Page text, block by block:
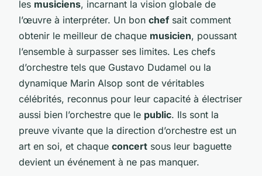
les musiciens, incarnant la vision globale de
l’œuvre à interpréter. Un bon chef sait comment
obtenir le meilleur de chaque musicien, poussant
l’ensemble à surpasser ses limites. Les chefs
d’orchestre tels que Gustavo Dudamel ou la
dynamique Marin Alsop sont de véritables
célébrités, reconnus pour leur capacité à électriser
aussi bien l’orchestre que le public. Ils sont la
preuve vivante que la direction d’orchestre est un
art en soi, et chaque concert sous leur baguette
devient un événement à ne pas manquer.